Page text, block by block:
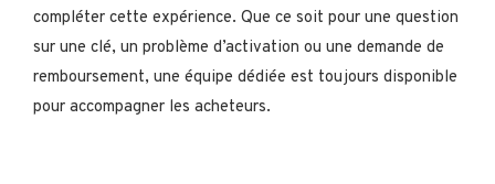
compléter cette expérience. Que ce soit pour une question
sur une clé, un problème d’activation ou une demande de
remboursement, une équipe dédiée est toujours disponible
pour accompagner les acheteurs.